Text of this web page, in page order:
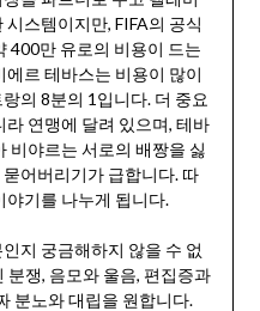
스템이지만, FIFA의 공식
400만 유로의 비용이 드는
르 테바스는 비용이 많이
의 8분의 1입니다. 더 중요
연맹에 달려 있으며, 테바
비야르는 서로의 배짱을 싫
어버리기가 급합니다. 따
야기를 나누게 됩니다.
지 궁금해하지 않을 수 없
쟁, 음모와 울음, 편집증과
분노와 대립을 원합니다.